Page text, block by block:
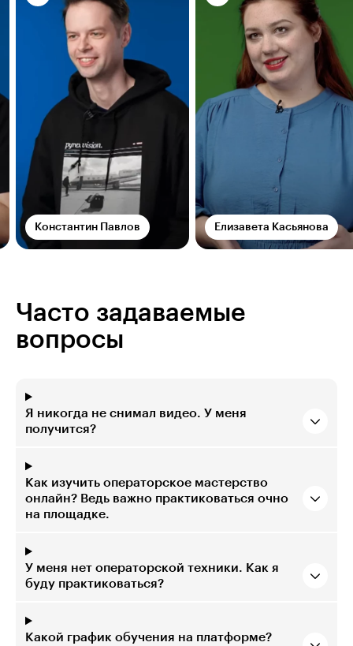
Константин Павлов Елизавета Касьянова
Часто задаваемые
вопросы
Я никогда не снимал видео. У меня
получится?
Как изучить операторское мастерство
онлайн? Ведь важно практиковаться очно
на площадке.
У меня нет операторской техники. Как я
буду практиковаться?
Какой график обучения на платформе?